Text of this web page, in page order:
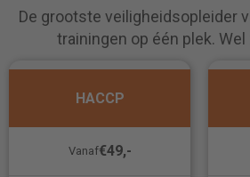
De grootste veiligheidsopleider
trainingen op één plek.
HACCP
Vanaf€49,-